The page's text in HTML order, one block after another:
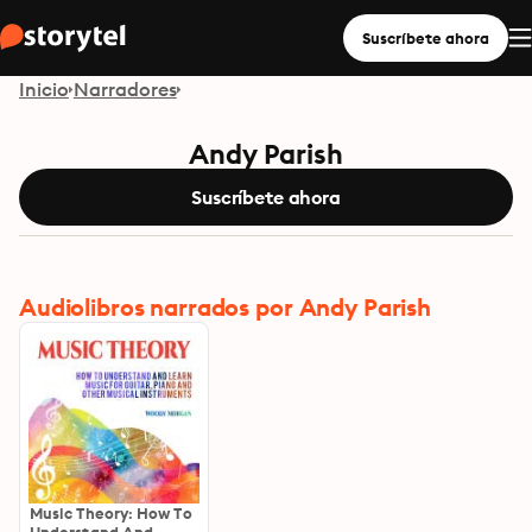
Suscríbete ahora
Inicio Narradores
Andy Parish
Suscríbete ahora
Audiolibros narrados por Andy Parish
Music Theory: How To